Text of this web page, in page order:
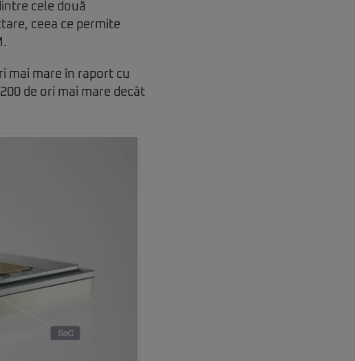
cele două
ceea ce permite
mai mare în raport cu
de ori mai mare decât